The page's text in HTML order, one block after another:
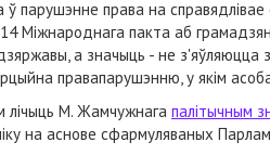
парушэнне права на
14 Міжнароднага пакта аб
а значыць - не з'яўляюцца
правапарушэнню, у якім
лічыць М. Жамчужнага палітычным
на аснове сфармуляваных